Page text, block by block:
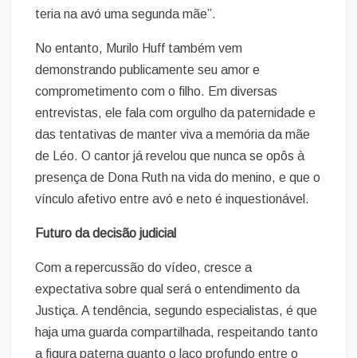
teria na avó uma segunda mãe”.
No entanto, Murilo Huff também vem
demonstrando publicamente seu amor e
comprometimento com o filho. Em diversas
entrevistas, ele fala com orgulho da paternidade e
das tentativas de manter viva a memória da mãe
de Léo. O cantor já revelou que nunca se opôs à
presença de Dona Ruth na vida do menino, e que o
vínculo afetivo entre avó e neto é inquestionável.
Futuro da decisão judicial
Com a repercussão do vídeo, cresce a
expectativa sobre qual será o entendimento da
Justiça. A tendência, segundo especialistas, é que
haja uma guarda compartilhada, respeitando tanto
a figura paterna quanto o laço profundo entre o